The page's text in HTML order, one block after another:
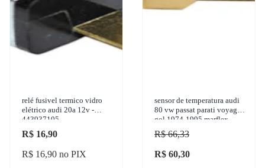
relé fusivel termico vidro
elétrico audi 20a 12v -
443937105
R$ 16,90
R$ 16,90 no PIX
sensor de temperatura audi
80 vw passat parati voyage
gol 1974-1995 marflex -
8032
R$ 66,33
R$ 60,30